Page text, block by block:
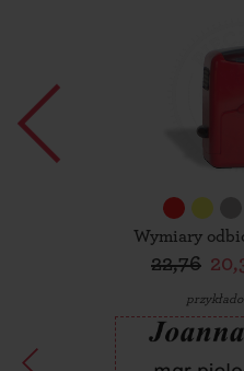
Wymiary
22,76